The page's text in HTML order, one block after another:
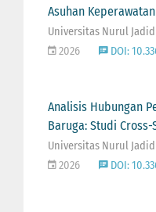
Asuhan
Universitas Nurul Jadid
2026
DOI:
Analisis Hubungan
Baruga: Studi
Universitas Nurul Jadid
2026
DOI: